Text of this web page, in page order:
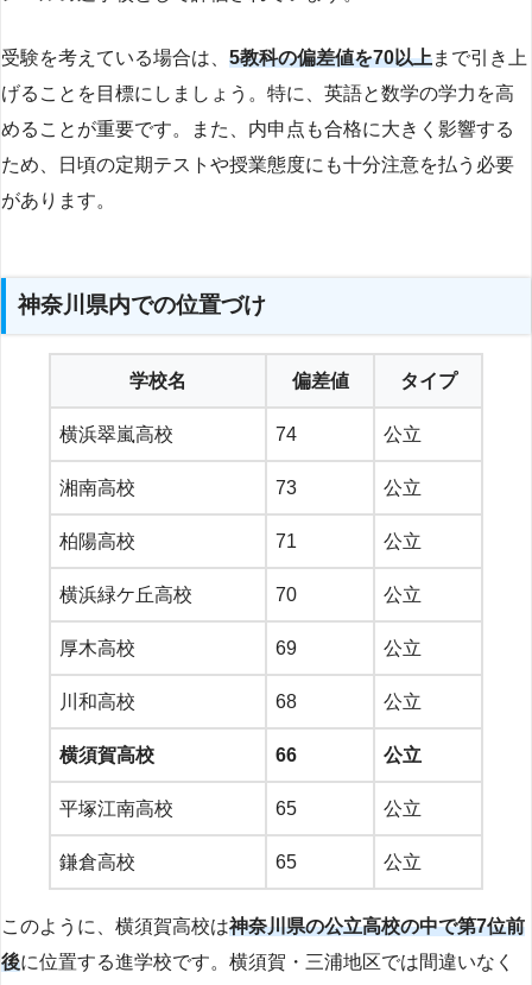
受験を考えている場合は、 5教科の偏差値を70以上まで引き上
げることを目標にしましょう。特に、英語と数学の学力を高
めることが重要です。また、内申点も合格に大きく影響する
ため、日頃の定期テストや授業態度にも十分注意を払う必要
があります。
神奈川県内での位置づけ
学校名 偏差値 タイプ
横浜翠嵐高校 74 公立
湘南高校 73 公立
柏陽高校 71 公立
横浜緑ケ丘高校 70 公立
厚木高校 69 公立
川和高校 68 公立
横須賀高校 66 公立
平塚江南高校 65 公立
鎌倉高校 65 公立
このように、横須賀高校は神奈川県の公立高校の中で第7位前
後に位置する進学校です。横須賀・三浦地区では間違いなく